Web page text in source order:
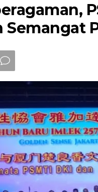
Semangat